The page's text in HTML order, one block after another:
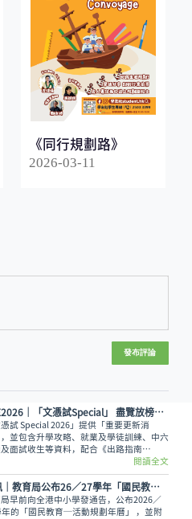
《同行規劃路》
2026-03-11
發布評論
DSE2026│「文憑試Special」 盡覽放榜升學出路最新資訊
憑試 Special 2026」提供「重要更新消
，並包含升學攻略、就業及學徒訓練、中六
面試收生等資料，配合《出路指南
》讓讀者線上線下接收最全面的放榜動閱讀全文
快訊｜教育局公布26／27學年「國民教育活動規劃年曆」 支援學校規劃國民教育
早前向全港中小學發通告，公布2026／
年的「國民教育─活動規劃年曆」 ，並附